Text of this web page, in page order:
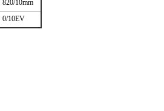
820/10mm
0/10EV